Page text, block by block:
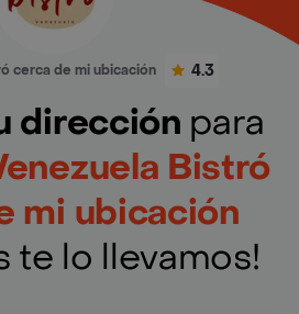
cerca de mi ubicación 4.3
dirección para
Bistró
mi ubicación
te lo llevamos!